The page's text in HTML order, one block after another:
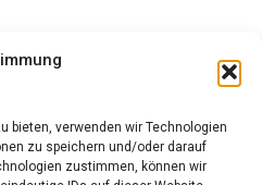
bieten, verwenden wir Technologien
zu speichern und/oder darauf
zustimmen, können wir
reich ist die Walmart-Erbin